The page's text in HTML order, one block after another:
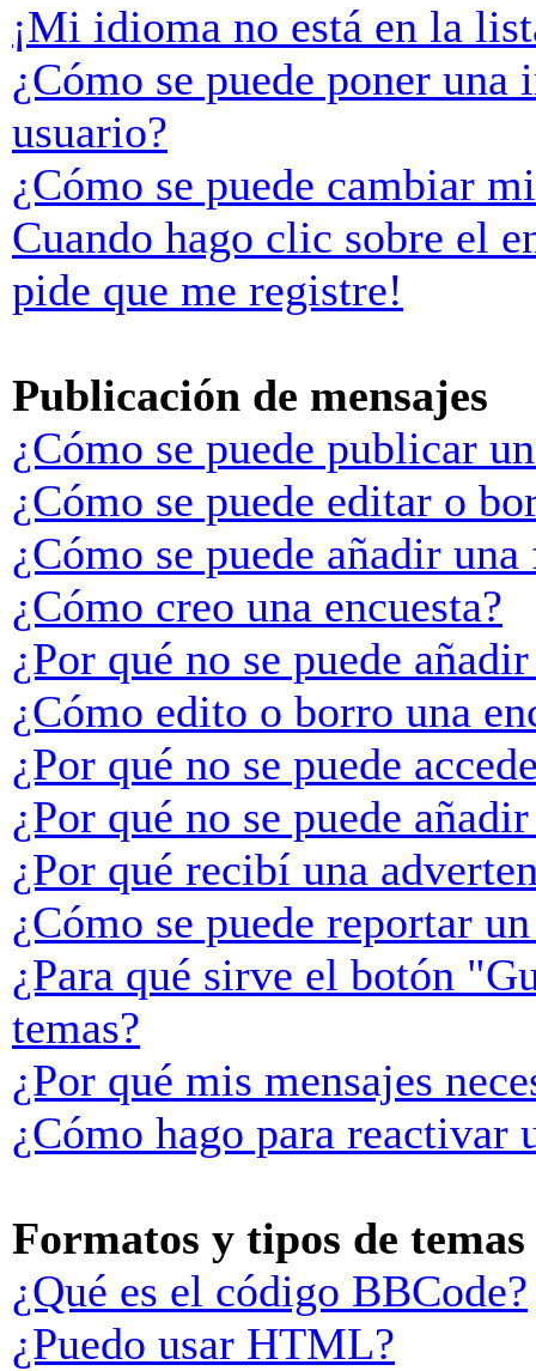
¡Mi idioma no está en la
¿Cómo se puede poner
usuario?
¿Cómo se puede cambiar
Cuando hago clic sobre el
pide que me registre!
Publicación de mensajes
¿Cómo se puede publicar
¿Cómo se puede editar o
¿Cómo se puede añadir
¿Cómo creo una encuesta?
¿Por qué no se puede
¿Cómo edito o borro una
¿Por qué no se puede
¿Por qué no se puede
¿Por qué recibí una
¿Cómo se puede reportar
¿Para qué sirve el botón
temas?
¿Por qué mis mensajes
¿Cómo hago para reactivar
Formatos y tipos de temas
¿Qué es el código BBCode?
¿Puedo usar HTML?